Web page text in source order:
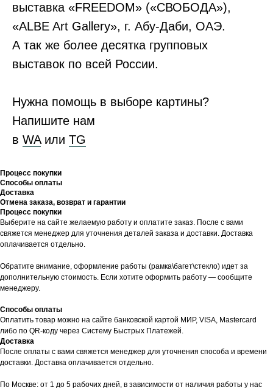
выставка «FREEDOM» («СВОБОДА»),
«ALBE Art Gallery», г. Абу-Даби, ОАЭ.
А так же более десятка групповых
выставок по всей России.
Нужна помощь в выборе картины?
Напишите нам
в WAили ТG
Процесс покупки
Способы оплаты
Доставка
Отмена заказа, возврат и гарантии
Процесс покупки
Выберите на сайте желаемую работу и оплатите заказ. После с вами
свяжется менеджер для уточнения деталей заказа и доставки. Доставка
оплачивается отдельно.
Обратите внимание, оформление работы (рамка\багет\стекло) идет за
дополнительную стоимость. Если хотите оформить работу — сообщите
менеджеру.
Способы оплаты
Оплатить товар можно на сайте банковской картой МИР, VISA, Mastercard
либо по QR-коду через Систему Быстрых Платежей.
Доставка
После оплаты с вами свяжется менеджер для уточнения способа и времени
доставки. Доставка оплачивается отдельно.
По Москве: от 1 до 5 рабочих дней, в зависимости от наличия работы у нас